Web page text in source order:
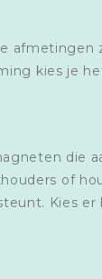
kies je
die
of
Kies